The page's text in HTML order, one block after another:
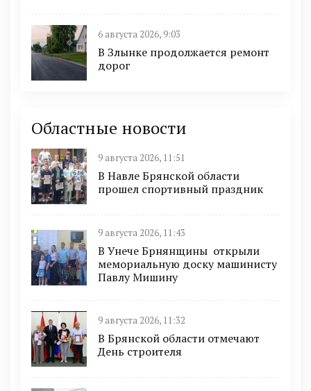
6 августа 2026, 9:03
В Злынке продолжается ремонт
дорог
Областные новости
9 августа 2026, 11:51
В Навле Брянской области
прошел спортивный праздник
9 августа 2026, 11:43
В Унече Брнянщины открыли
мемориальную доску машинисту
Павлу Мишину
9 августа 2026, 11:32
В Брянской области отмечают
День строителя